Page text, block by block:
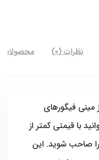
نظرات (0) محصولات
مینی فیگورهای
توانید با قیمتی کمتر از
سری 23، آن را صاحب شوید. این